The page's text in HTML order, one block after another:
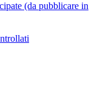
(da pubblicare in